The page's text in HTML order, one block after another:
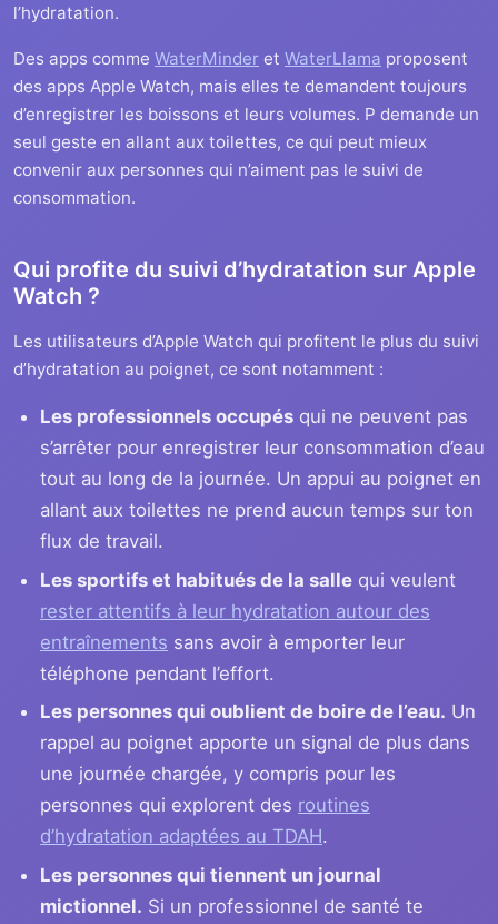
l’hydratation.
Des apps comme WaterMinder et WaterLlama proposent
des apps Apple Watch, mais elles te demandent toujours
d’enregistrer les boissons et leurs volumes. P demande un
seul geste en allant aux toilettes, ce qui peut mieux
convenir aux personnes qui n’aiment pas le suivi de
consommation.
Qui profite du suivi d’hydratation sur Apple
Watch ?
Les utilisateurs d’Apple Watch qui profitent le plus du suivi
d’hydratation au poignet, ce sont notamment :
Les professionnels occupés qui ne peuvent pas
s’arrêter pour enregistrer leur consommation d’eau
tout au long de la journée. Un appui au poignet en
allant aux toilettes ne prend aucun temps sur ton
flux de travail.
Les sportifs et habitués de la salle qui veulent
rester attentifs à leur hydratation autour des
entraînements sans avoir à emporter leur
téléphone pendant l’effort.
Les personnes qui oublient de boire de l’eau. Un
rappel au poignet apporte un signal de plus dans
une journée chargée, y compris pour les
personnes qui explorent des routines
d’hydratation adaptées au TDAH.
Les personnes qui tiennent un journal
mictionnel. Si un professionnel de santé te